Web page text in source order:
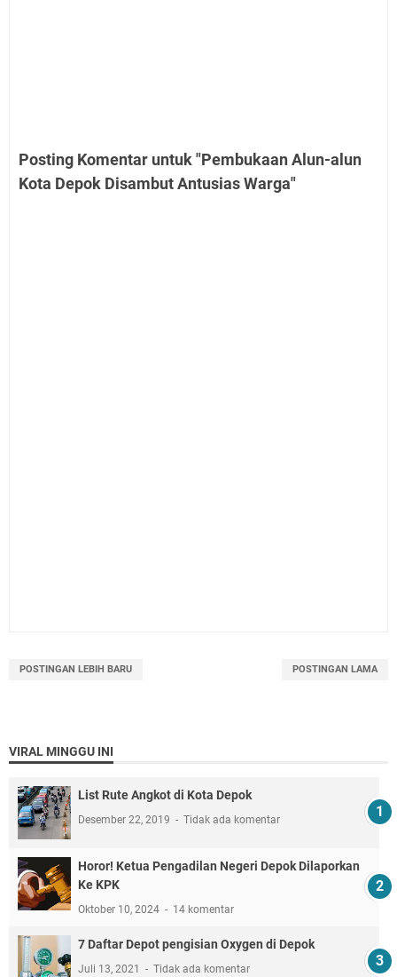
Posting Komentar untuk "Pembukaan Alun-alun
Kota Depok Disambut Antusias Warga"
POSTINGAN LEBIH BARU POSTINGAN LAMA
VIRAL MINGGU INI
List Rute Angkot di Kota Depok
Desember 22, 2019 Tidak ada komentar
Horor! Ketua Pengadilan Negeri Depok Dilaporkan
Ke KPK
Oktober 10, 2024 14 komentar
7 Daftar Depot pengisian Oxygen di Depok
Juli 13, 2021 Tidak ada komentar